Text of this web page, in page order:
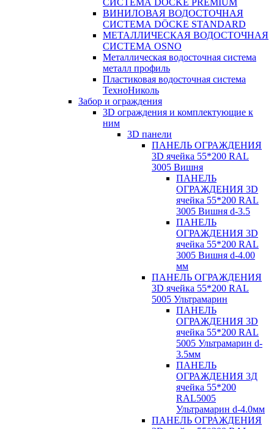
СИСТЕМА DÖCKE PREMIUM
ВИНИЛОВАЯ ВОДОСТОЧНАЯ
СИСТЕМА DÖCKE STANDARD
МЕТАЛЛИЧЕСКАЯ ВОДОСТОЧНАЯ
СИСТЕМА OSNO
Металлическая водосточная система
металл профиль
Пластиковая водосточная система
ТехноНиколь
Забор и ограждения
3D ограждения и комплектующие к
ним
3D панели
ПАНЕЛЬ ОГРАЖДЕНИЯ
3D ячейка 55*200 RAL
3005 Вишня
ПАНЕЛЬ
ОГРАЖДЕНИЯ 3D
ячейка 55*200 RAL
3005 Вишня d-3.5
ПАНЕЛЬ
ОГРАЖДЕНИЯ 3D
ячейка 55*200 RAL
3005 Вишня d-4.00
мм
ПАНЕЛЬ ОГРАЖДЕНИЯ
3D ячейка 55*200 RAL
5005 Ультрамарин
ПАНЕЛЬ
ОГРАЖДЕНИЯ 3D
ячейка 55*200 RAL
5005 Ультрамарин d-
3.5мм
ПАНЕЛЬ
ОГРАЖДЕНИЯ 3Д
ячейка 55*200
RAL5005
Ультрамарин d-4.0мм
ПАНЕЛЬ ОГРАЖДЕНИЯ